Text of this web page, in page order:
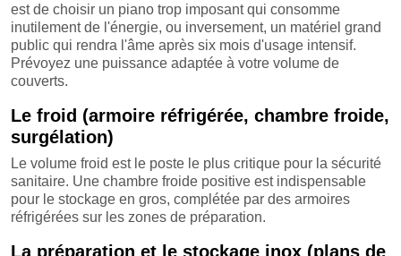
est de choisir un piano trop imposant qui consomme
inutilement de l'énergie, ou inversement, un matériel grand
public qui rendra l'âme après six mois d'usage intensif.
Prévoyez une puissance adaptée à votre volume de
couverts.
Le froid (armoire réfrigérée, chambre froide,
surgélation)
Le volume froid est le poste le plus critique pour la sécurité
sanitaire. Une chambre froide positive est indispensable
pour le stockage en gros, complétée par des armoires
réfrigérées sur les zones de préparation.
La préparation et le stockage inox (plans de